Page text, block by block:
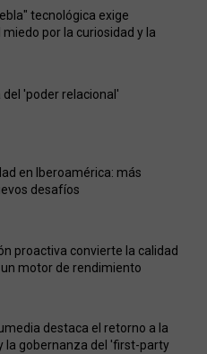
tecnológica exige
por la curiosidad y la
del 'poder relacional'
en Iberoamérica: más
desafíos
proactiva convierte la calidad
motor de rendimiento
destaca el retorno a la
la gobernanza del 'first-party